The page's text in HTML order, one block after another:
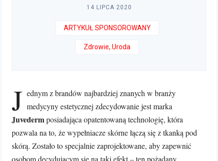
14 LIPCA 2020
ARTYKUŁ SPONSOROWANY
Zdrowie, Uroda
J ednym z brandów najbardziej znanych w branży
medycyny estetycznej zdecydowanie jest marka
Juvedermposiadająca opatentowaną technologię, która
pozwala na to, że wypełniacze skórne łączą się z tkanką pod
skórą. Zostało to specjalnie zaprojektowane, aby zapewnić
osobom decydującym się na taki efekt – ten pożądany,